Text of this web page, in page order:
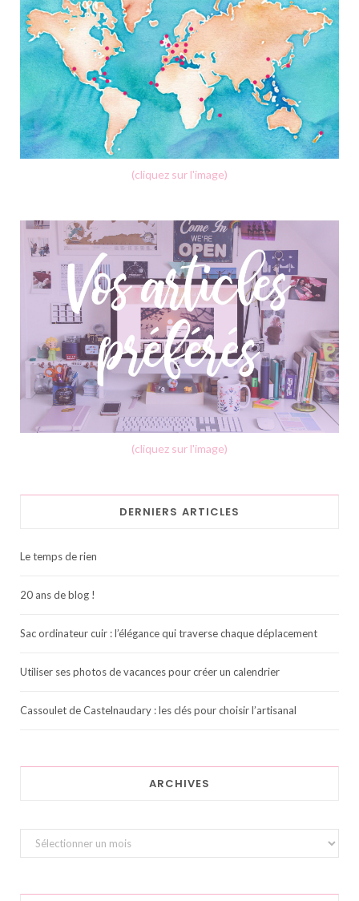
(cliquez sur l'image)
(cliquez sur l'image)
DERNIERS ARTICLES
Le temps de rien
20 ans de blog !
Sac ordinateur cuir : l’élégance qui traverse chaque déplacement
Utiliser ses photos de vacances pour créer un calendrier
Cassoulet de Castelnaudary : les clés pour choisir l’artisanal
ARCHIVES
Archives